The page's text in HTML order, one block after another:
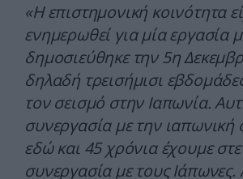
«Η επιστημονική κοινότητα
ενημερωθεί για μία εργασία
δημοσιεύθηκε την 5η
δηλαδή τρεισήμισι
τον σεισμό στην Ιαπωνία.
συνεργασία με την ιαπωνική
εδώ και 45 χρόνια έχουμε
συνεργασία με τους